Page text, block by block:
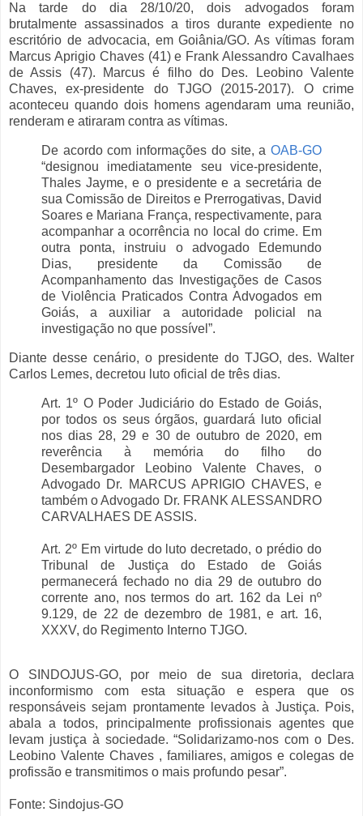
Na tarde do dia 28/10/20, dois advogados foram
brutalmente assassinados a tiros durante expediente no
escritório de advocacia, em Goiânia/GO. As vítimas foram
Marcus Aprigio Chaves (41) e Frank Alessandro Cavalhaes
de Assis (47). Marcus é filho do Des. Leobino Valente
Chaves, ex-presidente do TJGO (2015-2017). O crime
aconteceu quando dois homens agendaram uma reunião,
renderam e atiraram contra as vítimas.
De acordo com informações do site, a OAB-GO
“designou imediatamente seu vice-presidente,
Thales Jayme, e o presidente e a secretária de
sua Comissão de Direitos e Prerrogativas, David
Soares e Mariana França, respectivamente, para
acompanhar a ocorrência no local do crime. Em
outra ponta, instruiu o advogado Edemundo
Dias, presidente da Comissão de
Acompanhamento das Investigações de Casos
de Violência Praticados Contra Advogados em
Goiás, a auxiliar a autoridade policial na
investigação no que possível”.
Diante desse cenário, o presidente do TJGO, des. Walter
Carlos Lemes, decretou luto oficial de três dias.
Art. 1º O Poder Judiciário do Estado de Goiás,
por todos os seus órgãos, guardará luto oficial
nos dias 28, 29 e 30 de outubro de 2020, em
reverência à memória do filho do
Desembargador Leobino Valente Chaves, o
Advogado Dr. MARCUS APRIGIO CHAVES, e
também o Advogado Dr. FRANK ALESSANDRO
CARVALHAES DE ASSIS.
Art. 2º Em virtude do luto decretado, o prédio do
Tribunal de Justiça do Estado de Goiás
permanecerá fechado no dia 29 de outubro do
corrente ano, nos termos do art. 162 da Lei nº
9.129, de 22 de dezembro de 1981, e art. 16,
XXXV, do Regimento Interno TJGO.
O SINDOJUS-GO, por meio de sua diretoria, declara
inconformismo com esta situação e espera que os
responsáveis sejam prontamente levados à Justiça. Pois,
abala a todos, principalmente profissionais agentes que
levam justiça à sociedade. “Solidarizamo-nos com o Des.
Leobino Valente Chaves , familiares, amigos e colegas de
profissão e transmitimos o mais profundo pesar”.
Fonte: Sindojus-GO